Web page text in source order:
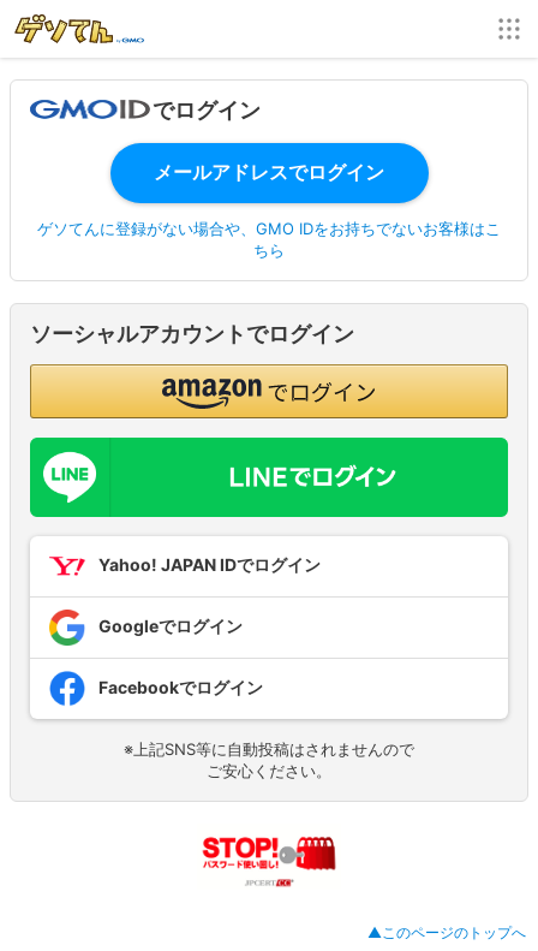
でログイン
ゲソてんに登録がない場合や、GMO IDをお持ちでないお客様はこ
ちら
ソーシャルアカウントでログイン
Yahoo! JAPAN IDでログイン
Googleでログイン
Facebookでログイン
※上記SNS等に自動投稿はされませんので
ご安心ください。
▲このページのトップへ